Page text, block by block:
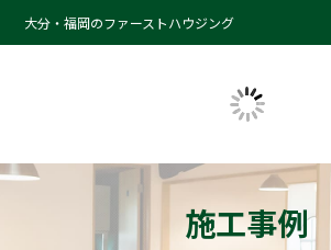
大分・福岡のファーストハウジング
施工事例